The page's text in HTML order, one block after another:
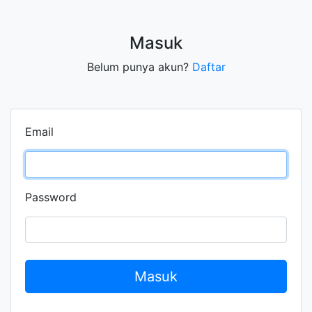
Masuk
Belum punya akun? Daftar
Email
Password